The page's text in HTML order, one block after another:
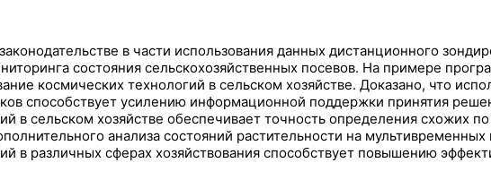
в части использования данных дистанционного
состояния сельскохозяйственных посевов. На примере
космических технологий в сельском хозяйстве. Доказано, что
способствует усилению информационной поддержки принятия
в сельском хозяйстве обеспечивает точность определения схожих
анализа состояний растительности на
в различных сферах хозяйствования способствует повышению